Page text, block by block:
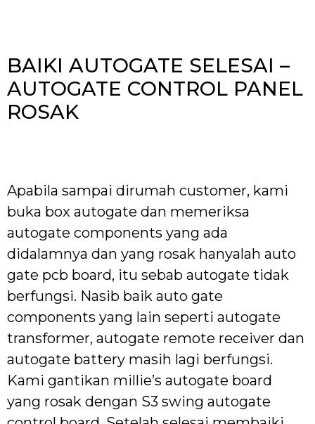
BAIKI AUTOGATE SELESAI –
AUTOGATE CONTROL PANEL
ROSAK
Apabila sampai dirumah customer, kami
buka box autogate dan memeriksa
autogate components yang ada
didalamnya dan yang rosak hanyalah auto
gate pcb board, itu sebab autogate tidak
berfungsi. Nasib baik auto gate
components yang lain seperti autogate
transformer, autogate remote receiver dan
autogate battery masih lagi berfungsi.
Kami gantikan millie’s autogate board
yang rosak dengan S3 swing autogate